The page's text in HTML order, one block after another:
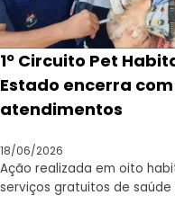
1º Circuito Pet
Estado encerra
atendimentos
18/06/2026
Ação realizada em oito
serviços gratuitos de